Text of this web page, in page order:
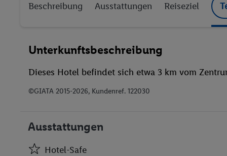
Beschreibung Ausstattungen Reiseziel
Unterkunftsbeschreibung
Dieses Hotel befindet sich etwa 3 km vom
©GIATA 2015-2026, Kundenref. 122030
Ausstattungen
Hotel-Safe